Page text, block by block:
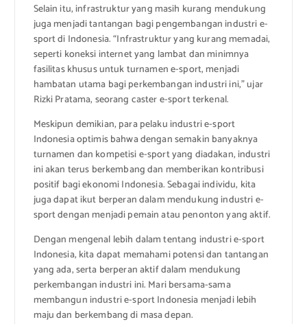
Selain itu, infrastruktur yang masih kurang mendukung
juga menjadi tantangan bagi pengembangan industri e-
sport di Indonesia. “Infrastruktur yang kurang memadai,
seperti koneksi internet yang lambat dan minimnya
fasilitas khusus untuk turnamen e-sport, menjadi
hambatan utama bagi perkembangan industri ini,” ujar
Rizki Pratama, seorang caster e-sport terkenal.
Meskipun demikian, para pelaku industri e-sport
Indonesia optimis bahwa dengan semakin banyaknya
turnamen dan kompetisi e-sport yang diadakan, industri
ini akan terus berkembang dan memberikan kontribusi
positif bagi ekonomi Indonesia. Sebagai individu, kita
juga dapat ikut berperan dalam mendukung industri e-
sport dengan menjadi pemain atau penonton yang aktif.
Dengan mengenal lebih dalam tentang industri e-sport
Indonesia, kita dapat memahami potensi dan tantangan
yang ada, serta berperan aktif dalam mendukung
perkembangan industri ini. Mari bersama-sama
membangun industri e-sport Indonesia menjadi lebih
maju dan berkembang di masa depan.